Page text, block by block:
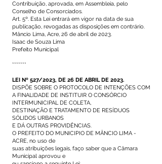
Contribuição, aprovada, em Assembleia, pelo
Conselho de Consorciados.
Art. 5º. Esta Lei entrará em vigor na data de sua
publicação, revogadas as disposições em contrário.
Mâncio Lima, Acre, 26 de abril de 2023.
Isaac de Souza Lima
Prefeito Municipal
*******
LEI Nº 527/2023, DE 26 DE ABRIL DE 2023.
DISPÕE SOBRE O PROTOCOLO DE INTENÇÕES COM
A FINALIDADE DE INSTITUIR O CONSÓRCIO
INTERMUNICIPAL DE COLETA,
DESTINAÇÃO E TRATAMENTO DE RESÍDUOS
SÓLIDOS URBANOS
E DÁ OUTRAS PROVIDÊNCIAS.
O PREFEITO DO MUNICIPIO DE MÂNCIO LIMA -
ACRE, no uso de
suas atribuições legais, faço saber que a Câmara
Municipal aprovou e